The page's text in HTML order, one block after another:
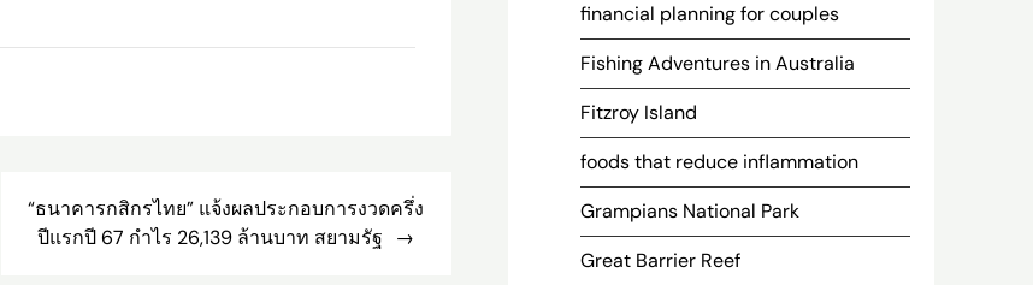
“ธนาคารกสิกรไทย” แจ้งผลประกอบการงวดครึ่ง
ปีแรกปี 67 กำไร 26,139 ล้านบาท สยามรัฐ
financial planning for couples
Fishing Adventures in Australia
Fitzroy Island
foods that reduce inflammation
Grampians National Park
Great Barrier Reef